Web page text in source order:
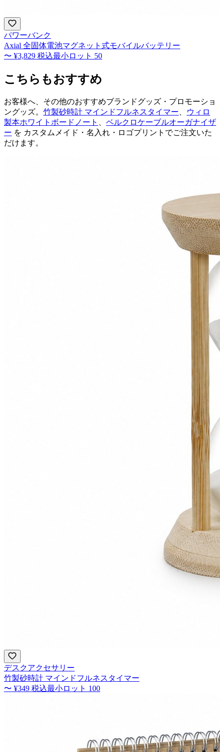
パワーバンク
Axial 全固体電池マグネット式モバイルバッテリー
〜 ¥3,829 税込最小ロット 50
こちらもおすすめ
お客様へ、その他のおすすめブランドグッズ・プロモーショ
ングッズ。 竹製砂時計 マインドフルネスタイマー
ウィロ
製本ホワイトボードノート
ベルクロケーブルオーガナイザ
ー を カスタムメイド・名入れ・ロゴプリントでご注文いた
だけます。
デスクアクセサリー
竹製砂時計 マインドフルネスタイマー
〜 ¥349 税込最小ロット 100